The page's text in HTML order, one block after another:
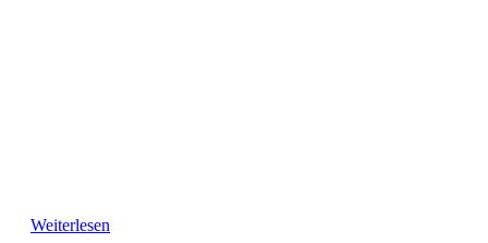
Weiterlesen